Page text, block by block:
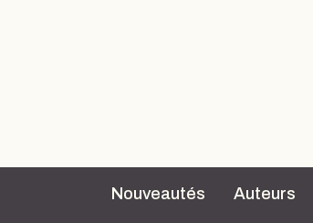
Nouveautés Auteurs